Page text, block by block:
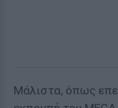
Μάλιστα, όπως